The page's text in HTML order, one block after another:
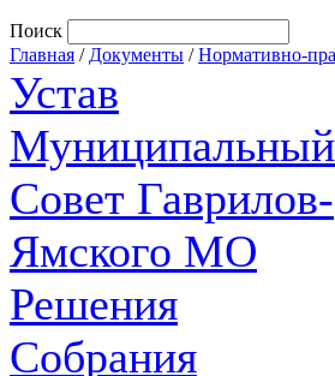
Поиск
Главная / Документы /Нормативно-
Устав
Муниципальный
Совет Гаврилов-
Ямского МО
Решения
Собрания